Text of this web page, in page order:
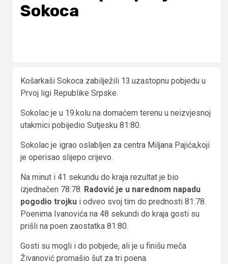
Sokoca
Košarkaši Sokoca zabilježili 13.uzastopnu pobjedu u
Prvoj ligi Republike Srpske.
Sokolac je u 19.kolu na domaćem terenu u neizvjesnoj
utakmici pobijedio Sutjesku 81:80.
Sokolac je igrao oslabljen za centra Miljana Pajića,koji
je operisao slijepo crijevo.
Na minut i 41 sekundu do kraja rezultat je bio
izjednačen 78:78. Radović je u narednom napadu
pogodio trojku i odveo svoj tim do prednosti 81:78.
Poenima Ivanovića na 48 sekundi do kraja gosti su
prišli na poen zaostatka 81:80.
Gosti su mogli i do pobjede, ali je u finišu meča
Živanović promašio šut za tri poena.